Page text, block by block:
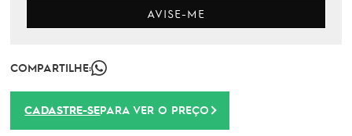
AVISE-ME
COMPARTILHE:
CADASTRE-SEPARA VER O PREÇO